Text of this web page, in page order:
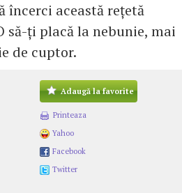
încerci această reţetă
să-ţi placă la nebunie, mai
de cuptor.
Adaugă la favorite
Printeaza
Yahoo
Facebook
Twitter